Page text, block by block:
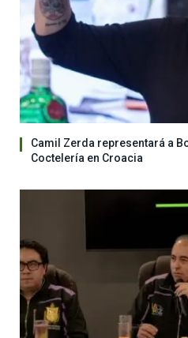
Camil Zerda representará a
Coctelería en Croacia